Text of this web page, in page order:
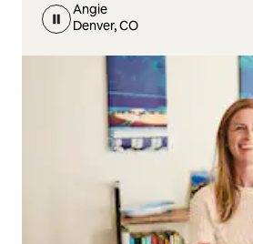
Angie
Denver, CO